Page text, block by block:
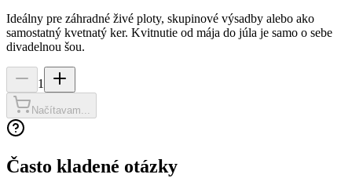
Ideálny pre záhradné živé ploty, skupinové výsadby alebo ako
samostatný kvetnatý ker. Kvitnutie od mája do júla je samo o sebe
divadelnou šou.
1
Načítavam...
Často kladené otázky